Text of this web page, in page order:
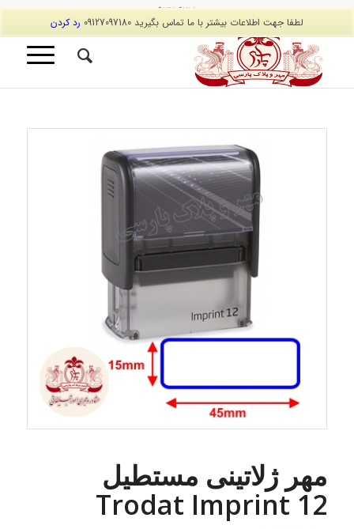
لطفا جهت اطلاعات بیشتر با ما تماس بگیرید 09127097180 رد کردن
09127097180
مهر ژلاتینی مستطیل
Trodat Imprint 12